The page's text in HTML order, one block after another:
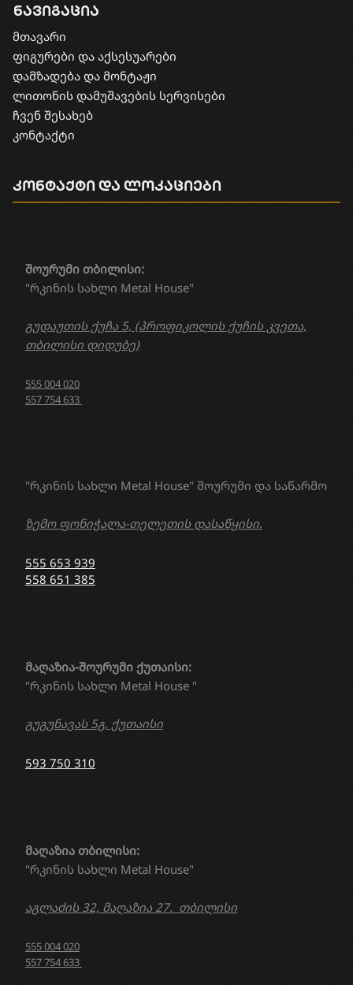
ნავიგაცია
მთავარი
ფიგურები და აქსესუარები
დამზადება და მონტაჟი
​ლითონის დამუშავების სერვისები
ჩვენ შესახებ
კონტაქტი
"რკინის სახლი Metal House" შოურუმი და საწარმო
ზემო ფონიჭალა-თელეთის დასაწყისი.
555 653 939
558 651 385
მაღაზია თბილისი:
"რკინის სახლი Metal House"
აგლაძის 32, მაღაზია 27. თბილისი
555 004 020
557 754 633
მაღაზია-შოურუმი ქუთაისი:
"რკინის სახლი Metal House "
გუგუნავას 5გ, ქუთაისი
593 750 310
შოურუმი თბილისი:
"რკინის სახლი Metal House"
გუდაუთის ქუჩა 5, (პროფიკოლის ქუჩის კვეთა,
თბილისი დიდუბე)
555 004 020
557 754 633
კონტაქტი და ლოკაციები